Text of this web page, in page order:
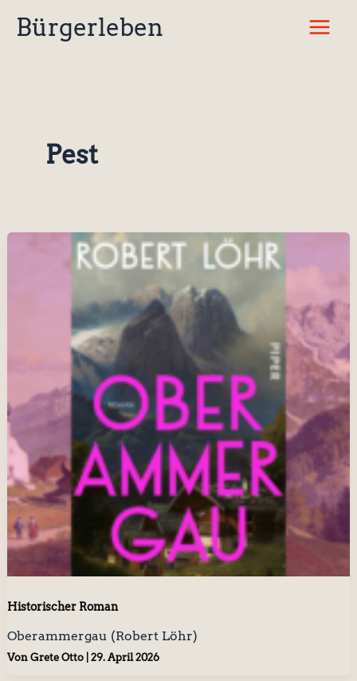
InhaltBürgerleben
Pest
Historischer Roman
Oberammergau (Robert Löhr)
Von Grete Otto 29. April 2026